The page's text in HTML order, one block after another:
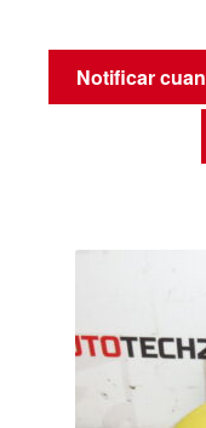
Notificar